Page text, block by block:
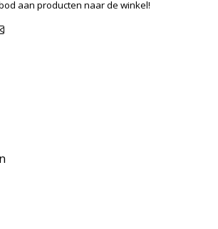
aan producten naar de winkel!